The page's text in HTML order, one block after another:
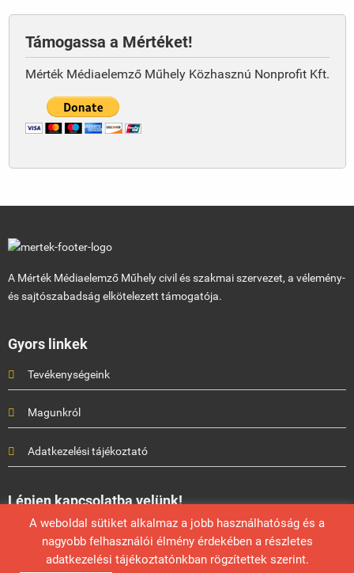
Támogassa a Mértéket!
Mérték Médiaelemző Műhely Közhasznú Nonprofit Kft.
A Mérték Médiaelemző Műhely civil és szakmai szervezet, a vélemény-
és sajtószabadság elkötelezett támogatója.
Gyors linkek
Tevékenységeink
Magunkról
Adatkezelési tájékoztató
Lépjen kapcsolatba velünk!
Mérték Médiaelemző Műhely
info@mertek.eu
A weboldal sütiket alkalmaz a jobb használhatóság és a
nagyobb felhasználói élmény érdekében a részletes
adatkezelési tájékoztatónkban rögzítettek szerint.